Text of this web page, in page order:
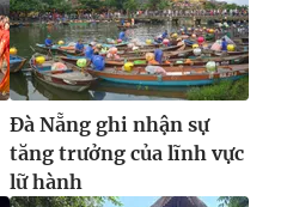
Đà Nẵng ghi nhận sự
tăng trưởng của lĩnh vực
lữ hành